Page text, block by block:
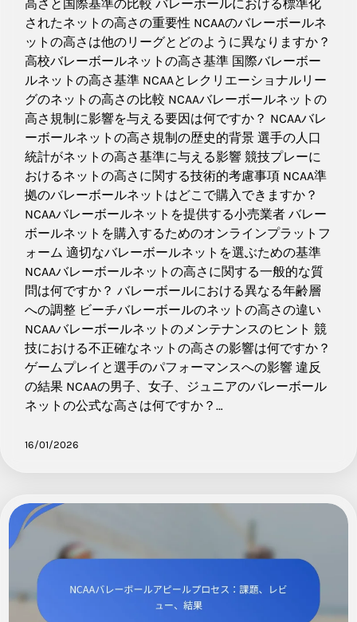
高さと国際基準の比較 バレーボールにおける標準化
されたネットの高さの重要性 NCAAのバレーボールネ
ットの高さは他のリーグとどのように異なりますか？
高校バレーボールネットの高さ基準 国際バレーボー
ルネットの高さ基準 NCAAとレクリエーショナルリー
グのネットの高さの比較 NCAAバレーボールネットの
高さ規制に影響を与える要因は何ですか？ NCAAバレ
ーボールネットの高さ規制の歴史的背景 選手の人口
統計がネットの高さ基準に与える影響 競技プレーに
おけるネットの高さに関する技術的考慮事項 NCAA準
拠のバレーボールネットはどこで購入できますか？
NCAAバレーボールネットを提供する小売業者 バレー
ボールネットを購入するためのオンラインプラットフ
ォーム 適切なバレーボールネットを選ぶための基準
NCAAバレーボールネットの高さに関する一般的な質
問は何ですか？ バレーボールにおける異なる年齢層
への調整 ビーチバレーボールのネットの高さの違い
NCAAバレーボールネットのメンテナンスのヒント 競
技における不正確なネットの高さの影響は何ですか？
ゲームプレイと選手のパフォーマンスへの影響 違反
の結果 NCAAの男子、女子、ジュニアのバレーボール
ネットの公式な高さは何ですか？…
16/01/2026